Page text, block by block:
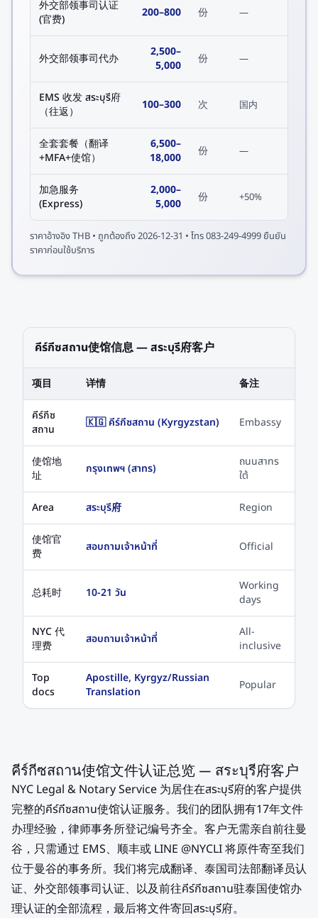
外交部领事司认证
(官费)
200–800 份 —
外交部领事司代办 2,500–
5,000
份 —
EMS 收发 สระบุรี府
（往返）
100–300 次 国内
全套套餐（翻译
+MFA+使馆）
6,500–
18,000
份 —
加急服务
(Express)
2,000–
5,000
份 +50%
ราคาอ้างอิงTHB • ถูกต้องถึง2026-12-31 • โทร 083-249-4999 ยืนยัน
ราคาก่อนใช้บริการ
คีร์กีซสถาน使馆信息 — สระบุรี府客户
项目 详情 备注
คีร์กีซ
สถาน
🇰🇬 คีร์กีซสถาน (Kyrgyzstan) Embassy
使馆地
址
กรุงเทพฯ (สาทร)
ถนนสาทร
ใต้
Area สระบุรี府 Region
使馆官
费
สอบถามเจ้าหน้าที่ Official
总耗时 10-21 วัน
Working
days
NYC 代
理费
สอบถามเจ้าหน้าที่
All-
inclusive
Top
docs
Apostille, Kyrgyz/Russian
Translation
Popular
คีร์กีซสถาน使馆文件认证总览 — สระบุรี府客户
NYC Legal & Notary Service 为居住在สระบุรี府的客户提供
完整的คีร์กีซสถาน使馆认证服务。我们的团队拥有17年文件
办理经验，律师事务所登记编号齐全。客户无需亲自前往曼
谷，只需通过 EMS、顺丰或 LINE @NYCLI 将原件寄至我们
位于曼谷的事务所。我们将完成翻译、泰国司法部翻译员认
证、外交部领事司认证、以及前往คีร์กีซสถาน驻泰国使馆办
理认证的全部流程，最后将文件寄回สระบุรี府。